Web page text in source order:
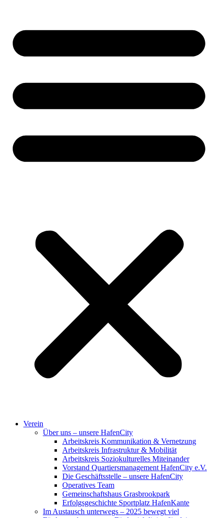
Verein
Über uns – unsere HafenCity
Arbeitskreis Kommunikation & Vernetzung
Arbeitskreis Infrastruktur & Mobilität
Arbeitskreis Soziokulturelles Miteinander
Vorstand Quartiersmanagement HafenCity e.V.
Die Geschäftsstelle – unsere HafenCity
Operatives Team
Gemeinschaftshaus Grasbrookpark
Erfolgsgeschichte Sportplatz HafenKante
Im Austausch unterwegs – 2025 bewegt viel